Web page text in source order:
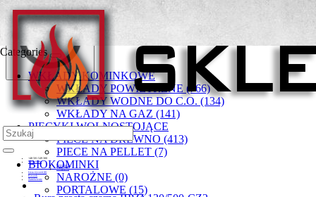
+48 501 549 300
Moje konto
Rejestracja
Zaloguj się
Lista życzeń (0)
Koszyk
Zamówienie
Categories
WKŁADY KOMINKOWE
WKŁADY POWIETRZNE (766)
WKŁADY WODNE DO C.O. (134)
WKŁADY NA GAZ (141)
PIECYKI WOLNOSTOJĄCE
PIECE NA DREWNO (413)
PIECE NA PELLET (7)
BIOKOMINKI
NAROŻNE (0)
PORTALOWE (15)